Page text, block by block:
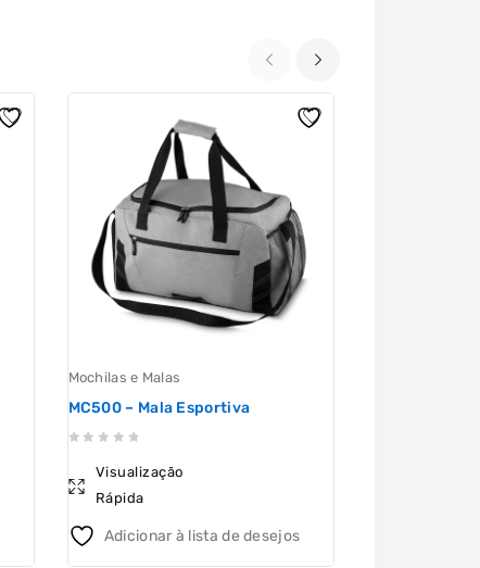
Mochilas e Malas
MC500 – Mala Esportiva
Visualização
Rápida
Adicionar à lista de desejos